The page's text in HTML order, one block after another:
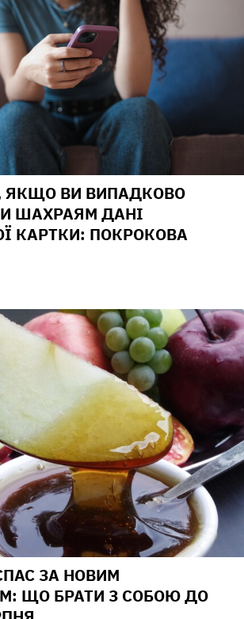
ЯКЩО ВИ ВИПАДКОВО
ШАХРАЯМ ДАНІ
КАРТКИ: ПОКРОКОВА
ЗА НОВИМ
ЩО БРАТИ З СОБОЮ ДО